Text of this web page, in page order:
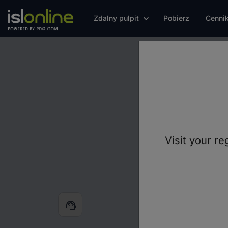
Zdalny pulpit Pobierz Cennik
support_agent
Visit your